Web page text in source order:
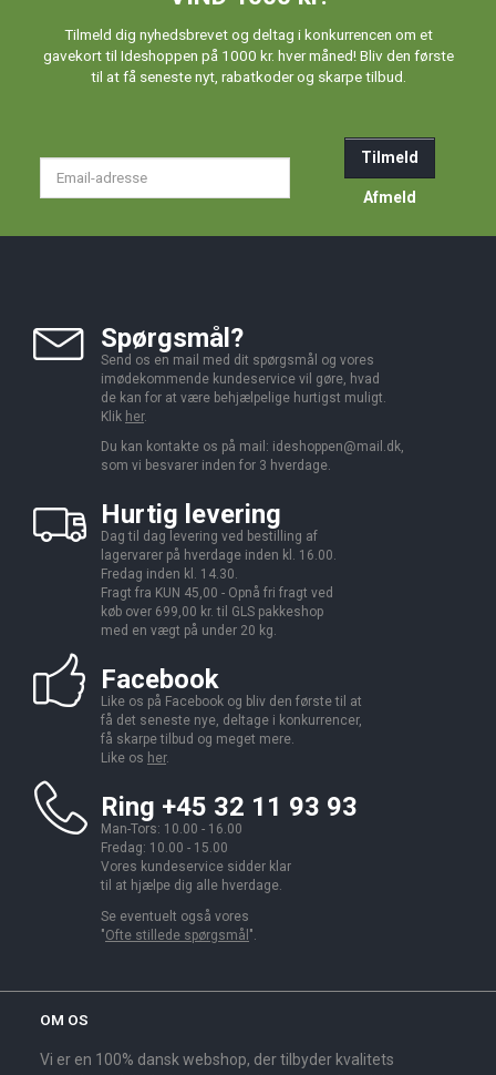
Tilmeld dig nyhedsbrevet og deltag i konkurrencen om et
gavekort til Ideshoppen på 1000 kr. hver måned! Bliv den første
til at få seneste nyt, rabatkoder og skarpe tilbud.
Tilmeld
Afmeld
Spørgsmål?
Send os en mail med dit spørgsmål og vores
imødekommende kundeservice vil gøre, hvad
de kan for at være behjælpelige hurtigst muligt.
Klik her.
Du kan kontakte os på mail: ideshoppen@mail.dk,
som vi besvarer inden for 3 hverdage.
Hurtig levering
Dag til dag levering ved bestilling af
lagervarer på hverdage inden kl. 16.00.
Fredag inden kl. 14.30.
Fragt fra KUN 45,00 - Opnå fri fragt ved
køb over 699,00 kr. til GLS pakkeshop
med en vægt på under 20 kg.
Facebook
Like os på Facebook og bliv den første til at
få det seneste nye, deltage i konkurrencer,
få skarpe tilbud og meget mere.
Like os her.
Ring +45 32 11 93 93
Man-Tors: 10.00 - 16.00
Fredag: 10.00 - 15.00
Vores kundeservice sidder klar
til at hjælpe dig alle hverdage.
Se eventuelt også vores
"Ofte stillede spørgsmål ".
OM OS
Vi er en 100% dansk webshop, der tilbyder kvalitets